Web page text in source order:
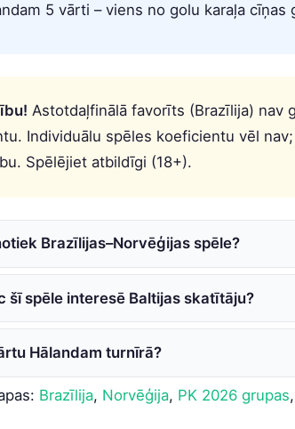
5 vārti – viens no golu karaļa cīņas
Astotdaļfinālā favorīts (Brazīlija) nav
Individuālu spēles koeficientu vēl
Spēlējiet atbildīgi (18+).
Brazīlijas–Norvēģijas spēle?
šī spēle interesē Baltijas skatītāju?
Hālandam turnīrā?
Brazīlija, Norvēģija, PK 2026 grupas,